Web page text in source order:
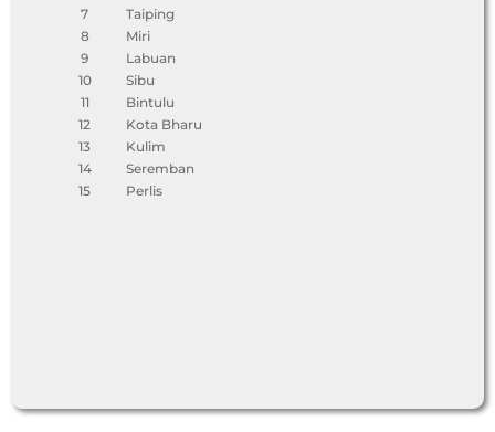
7
Taiping
8
Miri
9
Labuan
10
Sibu
11
Bintulu
12
Kota Bharu
13
Kulim
14
Seremban
15
Perlis